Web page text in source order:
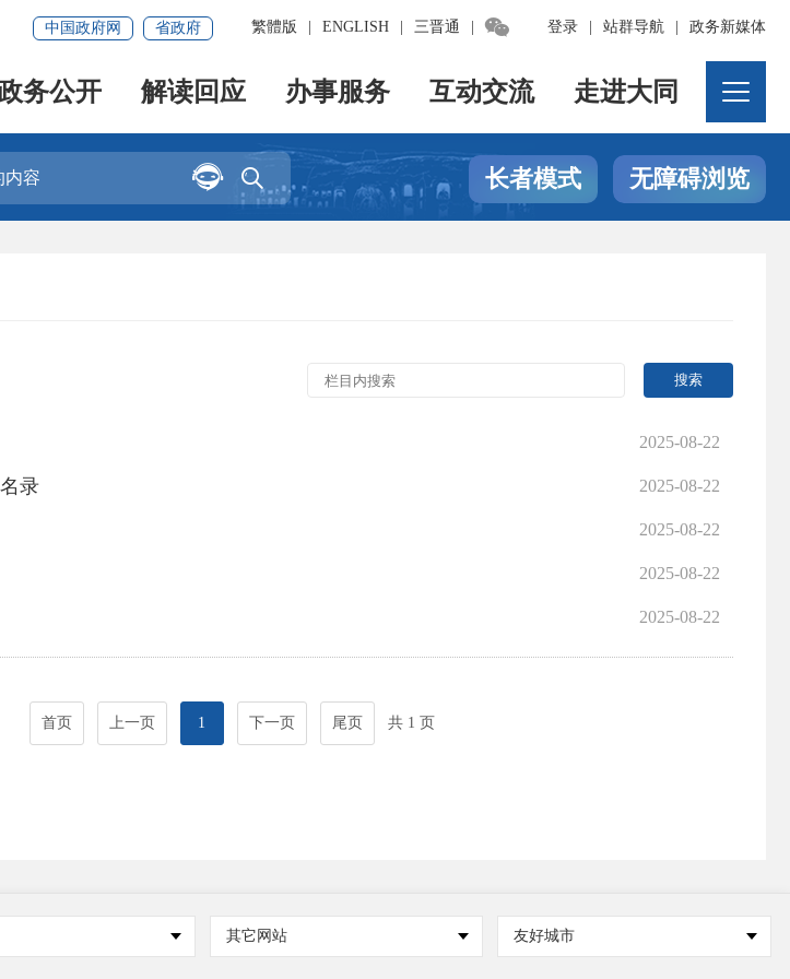
登录 站群导航 政务新媒体
繁體版 ENGLISH 三晋通 
中国政府网 省政府
务公开 解读回应 办事服务 互动交流 走进大同

 长者模式 无障碍浏览
2025-08-22
录 2025-08-22
2025-08-22
2025-08-22
2025-08-22
首页 上一页 1 下一页 尾页 共 1 页
其它网站 友好城市